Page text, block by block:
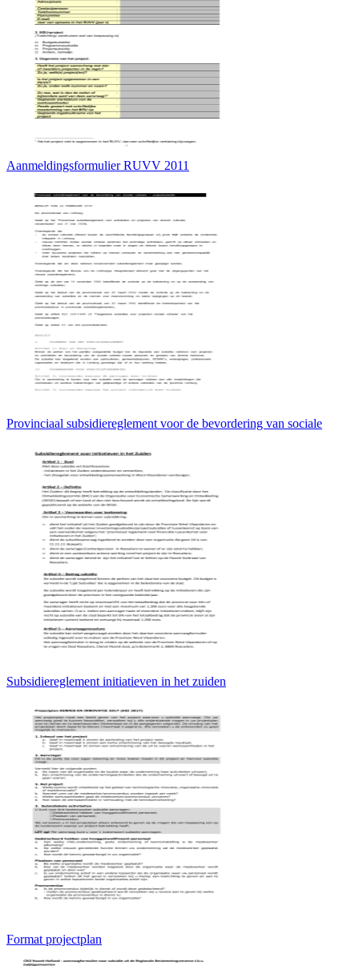
Aanmeldingsformulier RUVV 2011
Provinciaal subsidiereglement voor de bevordering van sociale
Subsidiereglement initiatieven in het zuiden
Format projectplan